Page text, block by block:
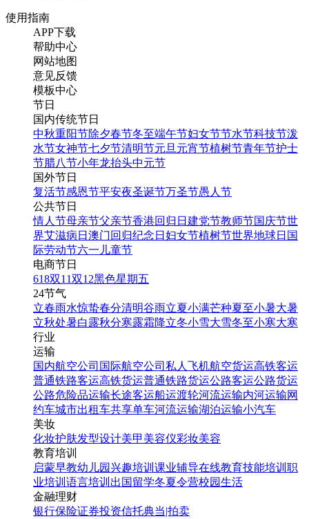
使用指南
APP下载
帮助中心
网站地图
意见反馈
模板中心
节日
国内传统节日
中秋重阳节除夕春节冬至端午节妇女节节水节科技节泼
水节女神节七夕节清明节元旦 元宵节植树节青年节护士
节腊八节小年龙抬头中元节
国外节日
复活节感恩节平安夜圣诞节万圣节愚人节
公共节日
情人节母亲节父亲节香港回归日 建党节教师节国庆节世
界艾滋病日 澳门回归纪念日 妇女节植树节世界地球日 国
际劳动节六一儿童节
电商节日
618双11双12黑色星期五
24节气
立春雨水惊蛰春分清明谷雨立夏小满芒种夏至小暑大暑
立秋处暑白露秋分寒露霜降立冬小雪大雪冬至小寒大寒
行业
运输
国内航空公司 国际航空公司 私人飞机航空货运高铁客运
普通铁路客运高铁货运普通铁路货运公路客运公路货运
公路危险品运输长途客运船运渡轮河流运输内河运输网
约车城市出租车共享单车河流运输湖泊运输小汽车
美妆
化妆护肤发型设计美甲 美容仪彩妆美容
教育培训
启蒙早教幼儿园 兴趣培训 课业辅导在线教育技能培训 职
业培训 语言培训 出国留学冬夏令营校园生活
金融理财
银行保险证券投资信托典当|拍卖